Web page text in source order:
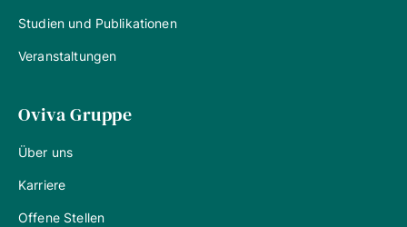
Studien und Publikationen
Veranstaltungen
Oviva Gruppe
Über uns
Karriere
Offene Stellen